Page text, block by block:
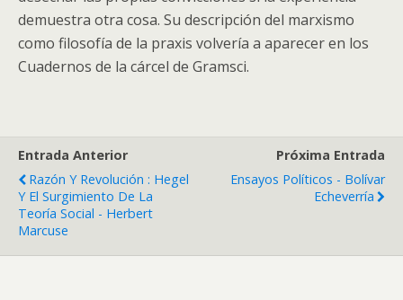
demuestra otra cosa. Su descripción del marxismo
como filosofía de la praxis volvería a aparecer en los
Cuadernos de la cárcel de Gramsci.
Entrada Anterior
Razón Y Revolución : Hegel
Y El Surgimiento De La
Teoría Social - Herbert
Marcuse
Próxima Entrada
Ensayos Políticos - Bolívar
Echeverría